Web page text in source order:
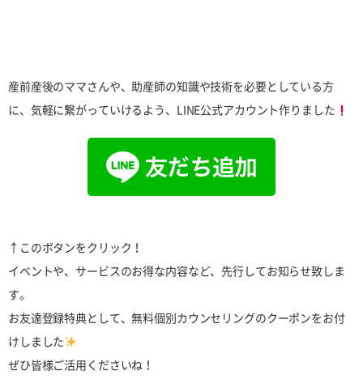
産前産後のママさんや、助産師の知識や技術を必要としている方
に、気軽に繋がっていけるよう、LINE公式アカウント作りました
↑このボタンをクリック！
イベントや、サービスのお得な内容など、先行してお知らせ致しま
す。
お友達登録特典として、無料個別カウンセリングのクーポンをお付
けしました
ぜひ皆様ご活用くださいね！